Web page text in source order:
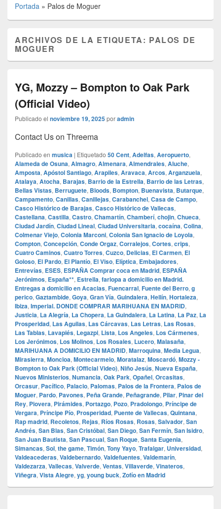
Portada » Palos de Moguer
ARCHIVOS DE LA ETIQUETA: PALOS DE
MOGUER
YG, Mozzy – Bompton to Oak Park
(Official Video)
Publicado el noviembre 19, 2025poradmin
Contact Us on Threema
Publicado en musica | Etiquetado 50 Cent, Adelfas, Aeropuerto,
Alameda de Osuna, Almagro, Almenara, Almendrales, Aluche,
Amposta, Apóstol Santiago, Arapiles, Aravaca, Arcos, Arganzuela,
Atalaya, Atocha, Barajas, Barrio de la Estrella, Barrio de las Letras,
Bellas Vistas, Berruguete, Bloods, Bompton, Buenavista, Butarque,
Campamento, Canillas, Canillejas, Carabanchel, Casa de Campo,
Casco Histórico de Barajas, Casco Histórico de Vallecas,
Castellana, Castilla, Castro, Chamartín, Chamberí, chojin, Chueca,
Ciudad Jardín, Ciudad Lineal, Ciudad Universitaria, cocaína, Colina,
Colmenar Viejo, Colonia Marconi, Colonia San Ignacio de Loyola,
Compton, Concepción, Conde Orgaz, Corralejos, Cortes, crips,
Cuatro Caminos, Cuatro Torres, Cuzco, Delicias, El Carmen, El
Goloso, El Pardo, El Plantío, El Viso, Elíptica, Embajadores,
Entrevías, ESES, ESPAÑA Comprar coca en Madrid, ESPAÑA
Jerónimos, España**, Estrella, farlopa a domicilio en Madrid.
Entregas a domicilio en Acacias, Fuencarral, Fuente del Berro, g
perico, Gaztambide, Goya, Gran Vía, Guindalera, Hellín, Hortaleza,
Ibiza, Imperial. DONDE COMPRAR MARIHUANA EN MADRID,
Justicia, La Alegría, La Chopera, La Guindalera, La Latina, La Paz, La
Prosperidad, Las Aguilas, Las Cárcavas, Las Letras, Las Rosas,
Las Tablas, Lavapiés, Legazpi, Lista, Los Angeles, Los Cármenes,
Los Jerónimos, Los Molinos, Los Rosales, Lucero, Malasaña,
MARIHUANA A DOMICILIO EN MADRID, Marroquina, Media Legua,
Mirasierra, Moncloa, Montecarmelo, Moratalaz, Moscardó, Mozzy -
Bompton to Oak Park (Official Video), Niño Jesús, Nueva España,
Nuevos Ministerios, Numancia, Oak Park, Opañel, Orcasitas,
Orcasur, Pacífico, Palacio, Palomas, Palos de la Frontera, Palos de
Moguer, Pardo, Pavones, Peña Grande, Peñagrande, Pilar, Pinar del
Rey, Piovera, Pirámides, Portazgo, Pozo, Pradolongo, Príncipe de
Vergara, Príncipe Pío, Prosperidad, Puente de Vallecas, Quintana,
Rap madrid, Recoletos, Rejas, Ríos Rosas, Rosas, Salvador, San
Andrés, San Blas, San Cristóbal, San Diego, San Fermín, San Isidro,
San Juan Bautista, San Pascual, San Roque, Santa Eugenia,
Simancas, Sol, the game, Timón, Tony Yayo, Trafalgar, Universidad,
Valdeacederas, Valdebernardo, Valdefuentes, Valdemarín,
Valdezarza, Vallecas, Valverde, Ventas, Villaverde, Vinateros,
Viñegra, Vista Alegre, yg, young buck, Zofío en Madrid